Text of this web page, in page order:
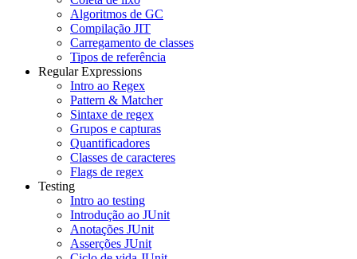
Algoritmos de GC
Compilação JIT
Carregamento de classes
Tipos de referência
Regular Expressions
Intro ao Regex
Pattern & Matcher
Sintaxe de regex
Grupos e capturas
Quantificadores
Classes de caracteres
Flags de regex
Testing
Intro ao testing
Introdução ao JUnit
Anotações JUnit
Asserções JUnit